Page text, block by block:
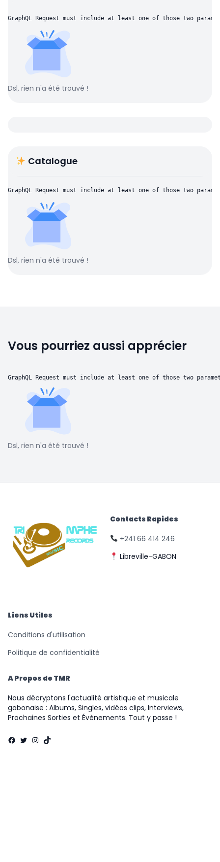
GraphQL Request must include at least one of those two
Dsl, rien n'a été trouvé !
Catalogue
GraphQL Request must include at least one of those two
Dsl, rien n'a été trouvé !
Vous pourriez aussi apprécier
GraphQL Request must include at least one of those two
Dsl, rien n'a été trouvé !
Contacts Rapides
+241 66 414 246
Libreville-GABON
Liens Utiles
Conditions d'utilisation
Politique de confidentialité
A Propos de TMR
Nous décryptons l'actualité artistique et musicale
gabonaise : Albums, Singles, vidéos clips, Interviews,
Prochaines Sorties et Évènements. Tout y passe !
Facebook
Twitter
Instagram
TikTok